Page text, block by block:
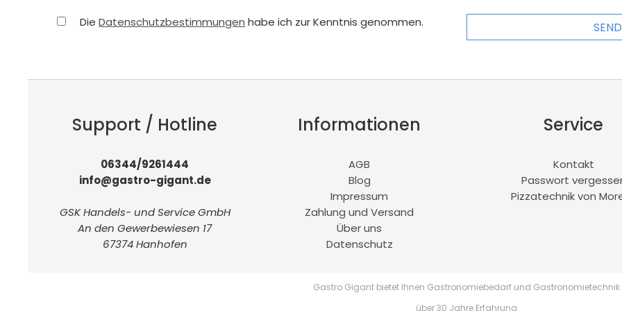
DieDatenschutzbestimmungen habe ich zur Kenntnis genommen.
Support / Hotline
06344/9261444
info@gastro-gigant.de
GSK Handels- und Service GmbH
An den Gewerbewiesen 17
67374 Hanhofen
Informationen
AGB
Blog
Impressum
Zahlung und Versand
Über uns
Datenschutz
Service
Kontakt
Passwort
Pizzatechnik von
Gastro Gigant bietet Ihnen Gastronomiebedarf und Gastronomietechnik
über 30 Jahre Erfahrung